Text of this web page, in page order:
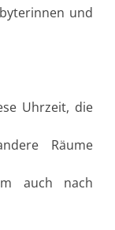
und
Uhrzeit, die
Räume
auch nach